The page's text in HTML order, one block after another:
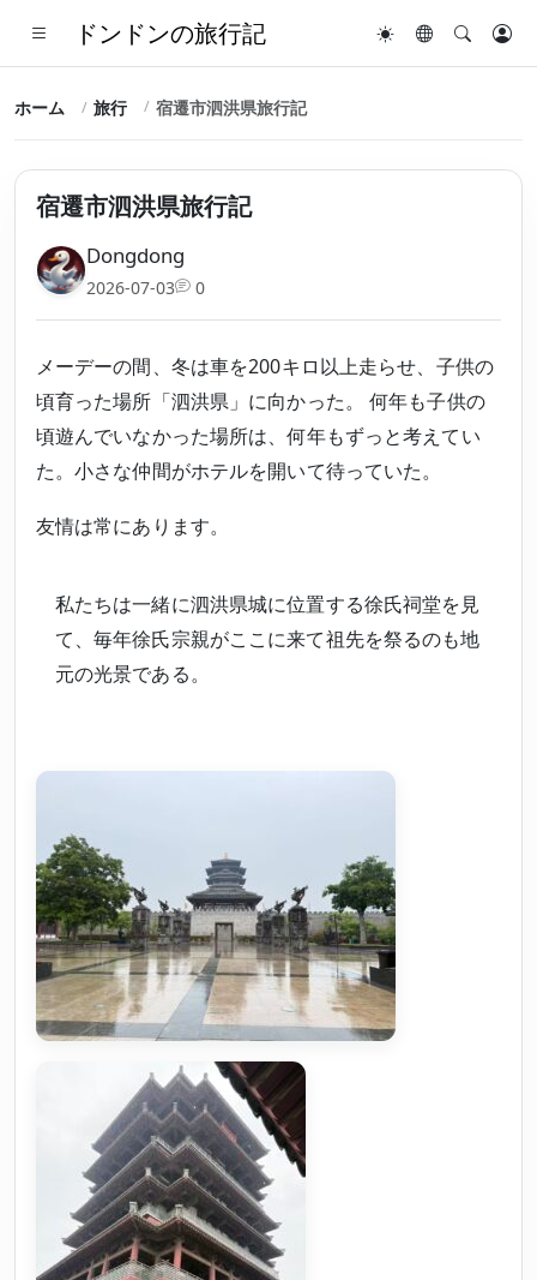
ドンドンの旅行記
ホーム 旅行 宿遷市泗洪県旅行記
宿遷市泗洪県旅行記
Dongdong
2026-07-03 0
メーデーの間、冬は車を200キロ以上走らせ、子供の
頃育った場所「泗洪県」に向かった。 何年も子供の
頃遊んでいなかった場所は、何年もずっと考えてい
た。小さな仲間がホテルを開いて待っていた。
友情は常にあります。
私たちは一緒に泗洪県城に位置する徐氏祠堂を見
て、毎年徐氏宗親がここに来て祖先を祭るのも地
元の光景である。